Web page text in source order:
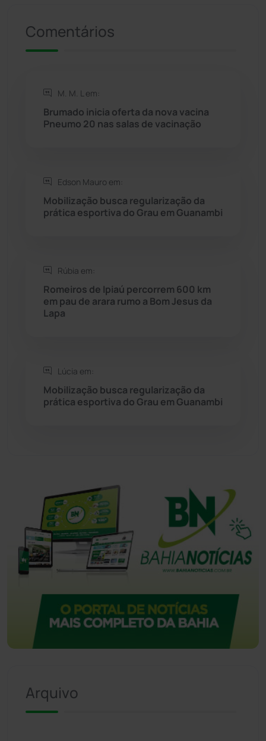
Riacho de Santana
Rio de Contas
Rio do Antônio
Saúde
Seabra (50)
Sítio do Mato
Sudoeste Baiano
Comentários
M. M. L em:
Brumado inicia oferta da nova vacina
Pneumo 20 nas salas de vacinação
Edson Mauro em:
Mobilização busca regularização da
prática esportiva do Grau em Guanambi
Rúbia em:
Romeiros de Ipiaú percorrem 600 km
em pau de arara rumo a Bom Jesus da
Lapa
Lúcia em:
Mobilização busca regularização da
prática esportiva do Grau em Guanambi
Arquivo